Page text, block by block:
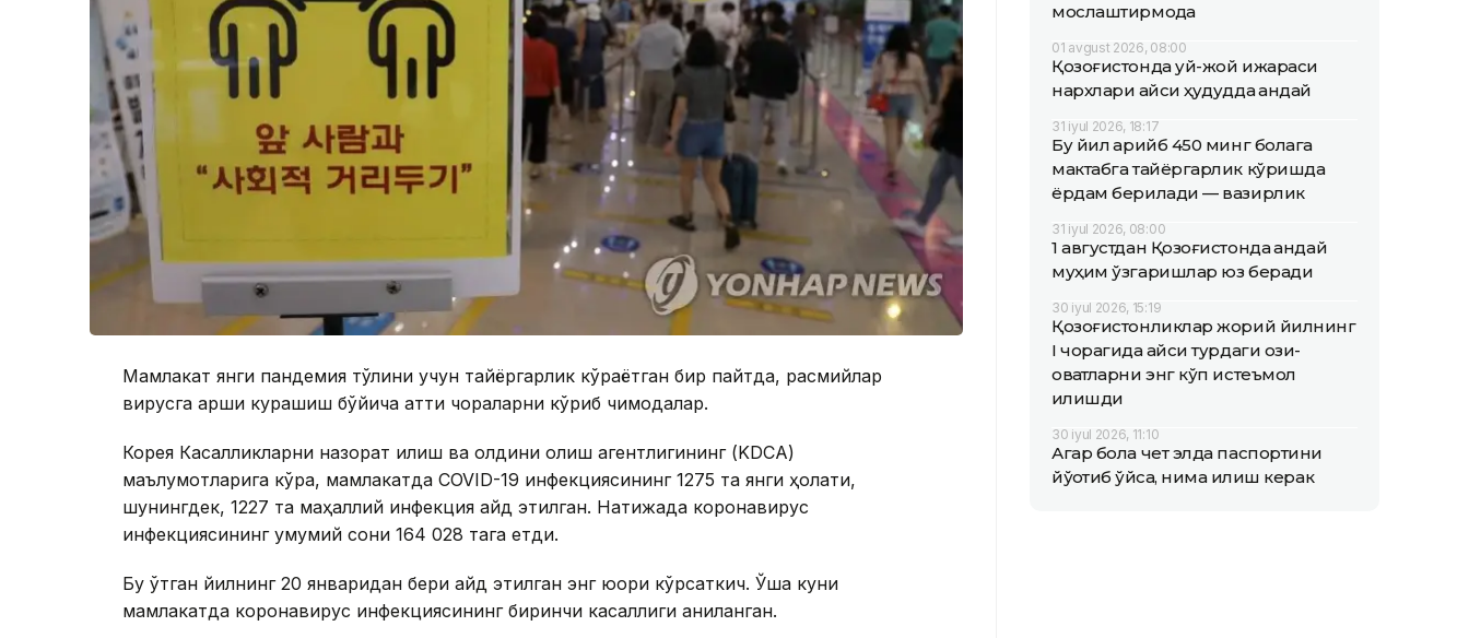
Мамлакат янги пандемия тўлқини учун тайёргарлик кўраётган бир пайтда, расмийлар
вирусга қарши курашиш бўйича қаттиқ чораларни кўриб чиқмоқдалар.
Корея Касалликларни назорат қилиш ва олдини олиш агентлигининг (KDCA)
маълумотларига кўра, мамлакатда COVID-19 инфекциясининг 1275 та янги ҳолати,
шунингдек, 1227 та маҳаллий инфекция қайд этилган. Натижада коронавирус
инфекциясининг умумий сони 164 028 тага етди.
Бу ўтган йилнинг 20 январидан бери қайд этилган энг юқори кўрсаткич. Ўша куни
мамлакатда коронавирус инфекциясининг биринчи касаллиги аниқланган.
мослаштирмоқда
01 avgust 2026, 08:00
Қозоғистонда уй-жой ижараси
нархлари қайси ҳудудда қандай
31 iyul 2026, 18:17
Бу йил қарийб 450 минг болага
мактабга тайёргарлик кўришда
ёрдам берилади — вазирлик
31 iyul 2026, 08:00
1 августдан Қозоғистонда қандай
муҳим ўзгаришлар юз беради
30 iyul 2026, 15:19
Қозоғистонликлар жорий йилнинг
I чорагида қайси турдаги озиқ-
овқатларни энг кўп истеъмол
қилишди
30 iyul 2026, 11:10
Агар бола чет элда паспортини
йўқотиб қўйса, нима қилиш керак